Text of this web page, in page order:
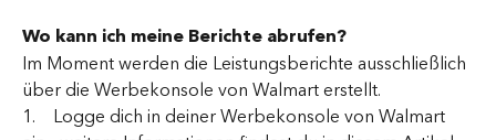
Wo kann ich meine Berichte abrufen?
Im Moment werden die Leistungsberichte ausschließlich
über die Werbekonsole von Walmart erstellt.
1.    Logge dich in deiner Werbekonsole von Walmart